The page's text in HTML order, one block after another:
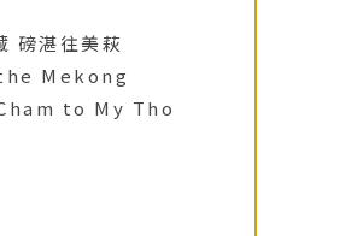
磅湛往美萩
Mekong
to My Tho